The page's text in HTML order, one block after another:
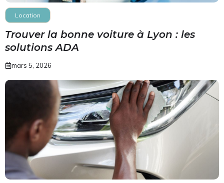
Location
Trouver la bonne voiture à Lyon : les
solutions ADA
mars 5, 2026